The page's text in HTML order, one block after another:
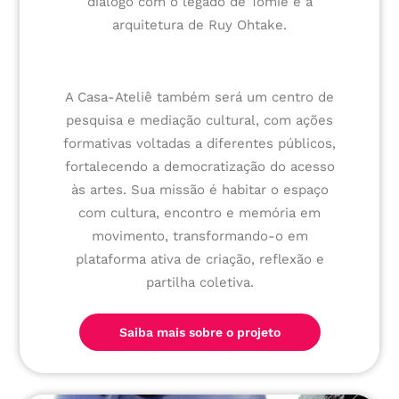
arquitetura de Ruy Ohtake.
A Casa-Ateliê também será um centro de
pesquisa e mediação cultural, com ações
formativas voltadas a diferentes públicos,
fortalecendo a democratização do acesso
às artes. Sua missão é habitar o espaço
com cultura, encontro e memória em
movimento, transformando-o em
plataforma ativa de criação, reflexão e
partilha coletiva.
Saiba mais sobre o projeto